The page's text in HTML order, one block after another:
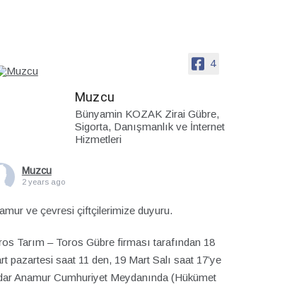
4
Muzcu
Bünyamin KOZAK Zirai Gübre,
Sigorta, Danışmanlık ve İnternet
Hizmetleri
Muzcu
2 years ago
ve çevresi çiftçilerimize duyuru.
Tarım – Toros Gübre firması tarafından 18
pazartesi saat 11 den, 19 Mart Salı saat 17’ye
Anamur Cumhuriyet Meydanında (Hükümet